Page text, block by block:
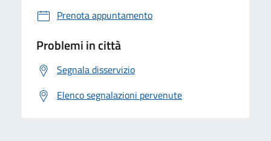
Prenota appuntamento
Problemi in città
Segnala disservizio
Elenco segnalazioni pervenute